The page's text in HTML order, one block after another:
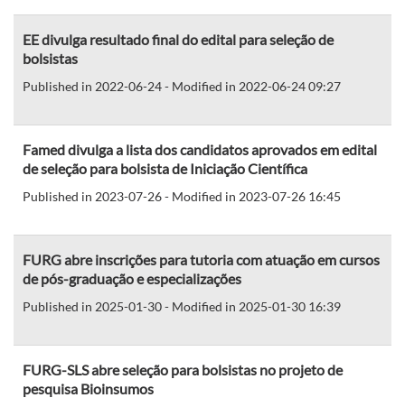
EE divulga resultado final do edital para seleção de
bolsistas
Published in 2022-06-24 - Modified in 2022-06-24 09:27
Famed divulga a lista dos candidatos aprovados em edital
de seleção para bolsista de Iniciação Científica
Published in 2023-07-26 - Modified in 2023-07-26 16:45
FURG abre inscrições para tutoria com atuação em cursos
de pós-graduação e especializações
Published in 2025-01-30 - Modified in 2025-01-30 16:39
FURG-SLS abre seleção para bolsistas no projeto de
pesquisa Bioinsumos